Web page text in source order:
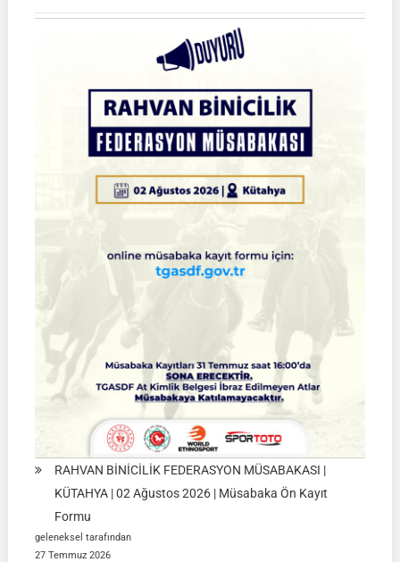
2026
Türkiye
Şampiyonası
Final
|
01
RAHVAN BİNİCİLİK FEDERASYON MÜSABAKASI |
KÜTAHYA | 02 Ağustos 2026 | Müsabaka Ön Kayıt
Formu
geleneksel tarafından
27 Temmuz 2026